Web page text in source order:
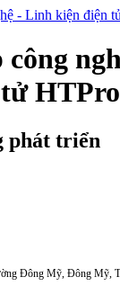
công
HTPro
phát triển
Đông Mỹ, Đông Mỹ,